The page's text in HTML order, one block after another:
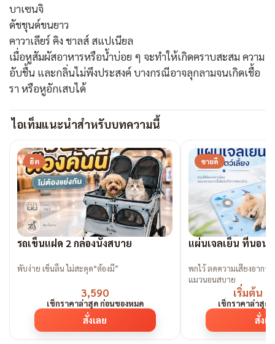
บาเซนจิ
ดัชชุนด์ขนยาว
คาวาเลียร์ คิง ชาลส์ สแปเนียล
เมื่อหูสัมผัสอาหารหรือน้ำบ่อย ๆ จะทำให้เกิดคราบสะสม ความ
อับชื้น และกลิ่นไม่พึงประสงค์ บางกรณีอาจลุกลามจนเกิดเชื้อ
รา หรือหูอักเสบได้
ไอเท็มแนะนำสำหรับบทความนี้
ฮิต
รถเข็นแฝด 2 กล่องนั่งสบาย
พับง่าย เข็นลื่น ไม่สะดุด“ต้องมี”
3,590
เช็กราคาล่าสุด ก่อนของหมด
สั่งเลย
ขายดี
แผ่นเจลเย็น ที่นอนเ
พกไว้ ลดความเสี่ยงอากา
แมวนอนสบาย
เริ่มต้น
เช็กราคาล่าสุด
สั่งเ